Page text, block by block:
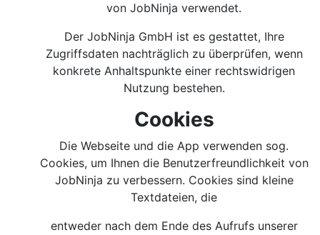
von JobNinja verwendet.
Der JobNinja GmbH ist es gestattet, Ihre
Zugriffsdaten nachträglich zu überprüfen, wenn
konkrete Anhaltspunkte einer rechtswidrigen
Nutzung bestehen.
Cookies
Die Webseite und die App verwenden sog.
Cookies, um Ihnen die Benutzerfreundlichkeit von
JobNinja zu verbessern. Cookies sind kleine
Textdateien, die
entweder nach dem Ende des Aufrufs unserer